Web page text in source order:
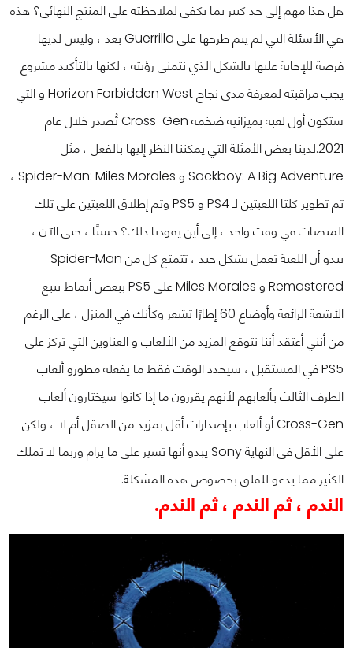
هل هذا مهم إلى حد كبير بما يكفي لملاحظته على المنتج النهائي؟ هذه
هي الأسئلة التي لم يتم طرحها على Guerrilla بعد ، وليس لديها
فرصة للإجابة عليها بالشكل الذي نتمنى رؤيته ، لكنها بالتأكيد مشروع
يجب مراقبته لمعرفة مدى نجاح Horizon Forbidden West و التي
ستكون أول لعبة بميزانية ضخمة Cross-Gen تُصدر خلال عام
2021.لدينا بعض الأمثلة التي يمكننا النظر إليها بالفعل ، مثل
Sackboy: A Big Adventure و Spider-Man: Miles Morales ،
تم تطوير كلتا اللعبتين لـ PS4 و PS5 وتم إطلاق اللعبتين على تلك
المنصات في وقت واحد ، إلى أين يقودنا ذلك؟ حسنًا ، حتى الآن ،
يبدو أن اللعبة تعمل بشكل جيد ، تتمتع كل من Spider-Man
Remastered و Miles Morales على PS5 ببعض أنماط تتبع
الأشعة الرائعة وأوضاع 60 إطارًا تشعر وكأنك في المنزل ، على الرغم
من أنني أعتقد أننا نتوقع المزيد من الألعاب و العناوين التي تركز على
PS5 في المستقبل ، سيحدد الوقت فقط ما يفعله مطورو ألعاب
الطرف الثالث بألعابهم لأنهم يقررون ما إذا كانوا سيختارون ألعاب
Cross-Gen أو ألعاب بإصدارات أقل بمزيد من الصقل أم لا ، ولكن
على الأقل في النهاية Sony يبدو أنها تسير على ما يرام وربما لا تملك
الكثير مما يدعو للقلق بخصوص هذه المشكلة.
الندم ، ثم الندم ، ثم الندم.